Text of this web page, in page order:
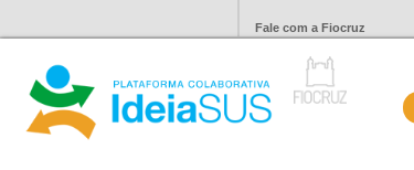
Fale com a Fiocruz